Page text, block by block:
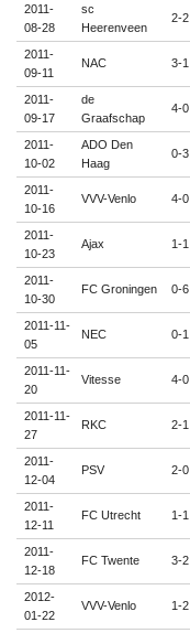
2011-
08-28
sc
Heerenveen
2-2
2011-
09-11
NAC 3-1
2011-
09-17
de
Graafschap
4-0
2011-
10-02
ADO Den
Haag
0-3
2011-
10-16
VVV-Venlo 4-0
2011-
10-23
Ajax 1-1
2011-
10-30
FC Groningen 0-6
2011-11-
05
NEC 0-1
2011-11-
20
Vitesse 4-0
2011-11-
27
RKC 2-1
2011-
12-04
PSV 2-0
2011-
12-11
FC Utrecht 1-1
2011-
12-18
FC Twente 3-2
2012-
01-22
VVV-Venlo 1-2